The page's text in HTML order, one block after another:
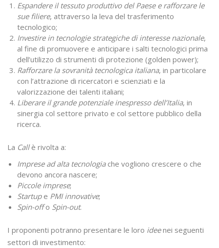
Espandere il tessuto produttivo del Paese e rafforzare le
sue filiere, attraverso la leva del trasferimento
tecnologico;
Investire in tecnologie strategiche di interesse nazionale,
al fine di promuovere e anticipare i salti tecnologici prima
dell’utilizzo di strumenti di protezione (golden power);
Rafforzare la sovranità tecnologica italiana, in particolare
con l’attrazione di ricercatori e scienziati e la
valorizzazione dei talenti italiani;
Liberare il grande potenziale inespresso dell’Italia, in
sinergia col settore privato e col settore pubblico della
ricerca.
La Callè rivolta a:
Imprese ad alta tecnologiache vogliono crescere o che
devono ancora nascere;
Piccole imprese;
Startupe PMI innovative;
Spin-offo Spin-out.
I proponenti potranno presentare le loro ideenei seguenti
settori di investimento: